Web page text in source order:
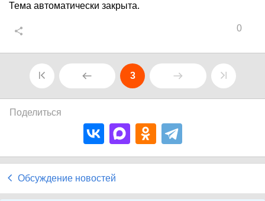
Тема автоматически закрыта.
0
3
Поделиться
Обсуждение новостей